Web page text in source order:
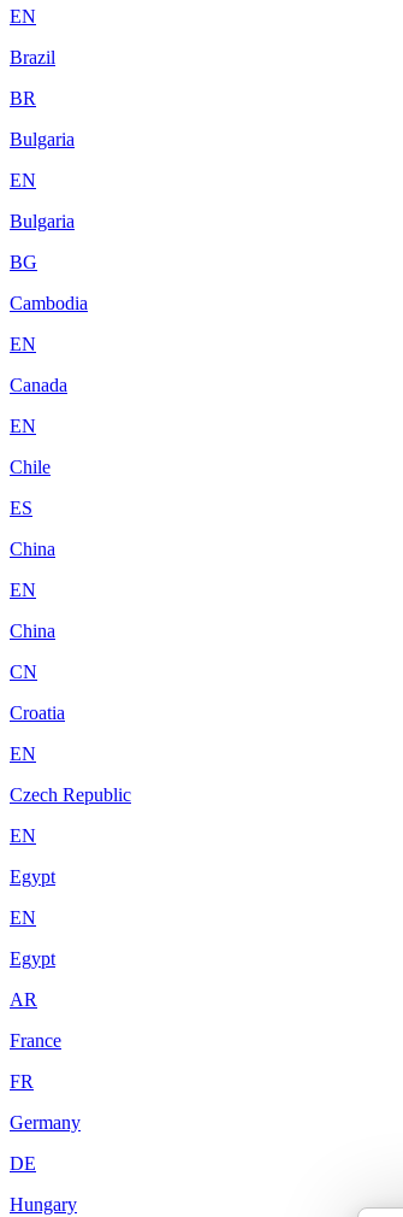
EN
Brazil
BR
Bulgaria
EN
Bulgaria
BG
Cambodia
EN
Canada
EN
Chile
ES
China
EN
China
CN
Croatia
EN
Czech Republic
EN
Egypt
EN
Egypt
AR
France
FR
Germany
DE
Hungary